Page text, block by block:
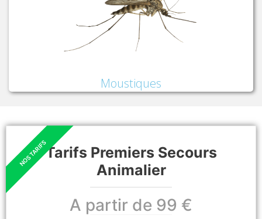
Moustiques
Tarifs Premiers Secours
Animalier
A partir de 99 €